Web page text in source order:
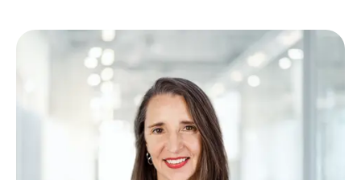
Jobs & Karriere
Kategorie